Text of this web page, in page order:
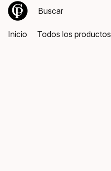
Inicio Todos los productos